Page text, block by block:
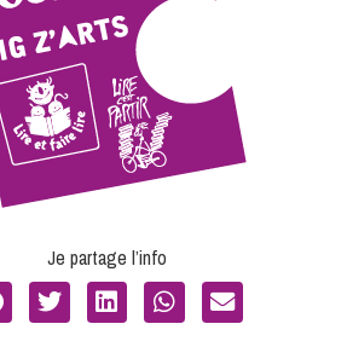
Je partage l’info